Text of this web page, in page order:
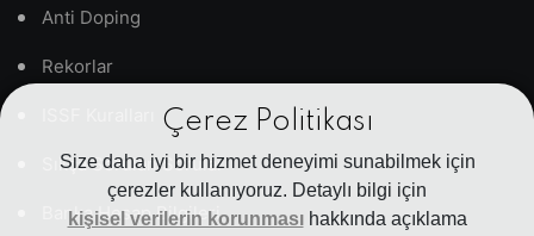
Çerez Politikası
Size daha iyi bir hizmet deneyimi sunabilmek için
çerezler kullanıyoruz. Detaylı bilgi için
kişisel verilerin korunmasıhakkında açıklama
Anti Doping
Rekorlar
Sıkça Sorulan Sorular
Banka Hesap Bilgileri